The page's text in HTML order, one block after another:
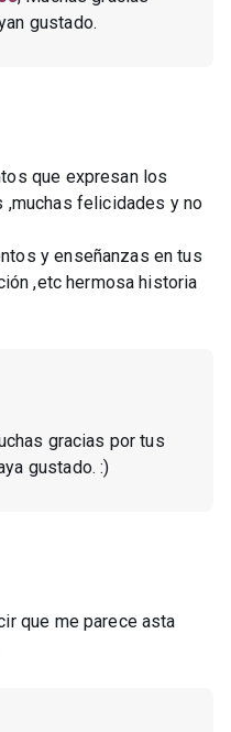
gustado.
que expresan los
felicidades y no
y enseñanzas en tus
,etc hermosa historia
gracias por tus
gustado. :)
que me parece asta